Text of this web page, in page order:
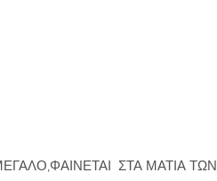
ΣΤΑ ΜΑΤΙΑ ΤΩΝ